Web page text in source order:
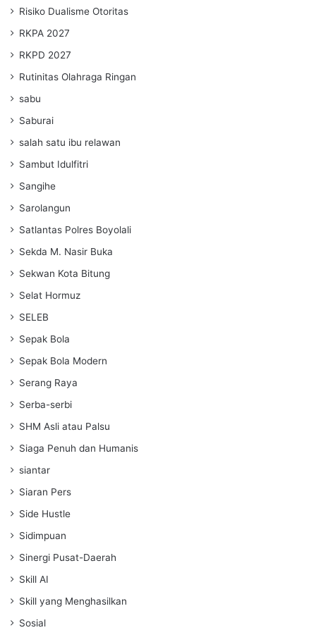
Risiko Dualisme Otoritas
RKPA 2027
RKPD 2027
Rutinitas Olahraga Ringan
sabu
Saburai
salah satu ibu relawan
Sambut Idulfitri
Sangihe
Sarolangun
Satlantas Polres Boyolali
Sekda M. Nasir Buka
Sekwan Kota Bitung
Selat Hormuz
SELEB
Sepak Bola
Sepak Bola Modern
Serang Raya
Serba-serbi
SHM Asli atau Palsu
Siaga Penuh dan Humanis
siantar
Siaran Pers
Side Hustle
Sidimpuan
Sinergi Pusat-Daerah
Skill AI
Skill yang Menghasilkan
Sosial